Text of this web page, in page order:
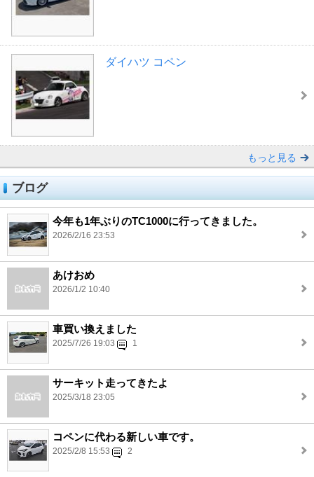
ダイハツ コペン
もっと見る
ブログ
今年も1年ぶりのTC1000に行ってきました。
2026/2/16 23:53
あけおめ
2026/1/2 10:40
車買い換えました
2025/7/26 19:03 1
サーキット走ってきたよ
2025/3/18 23:05
コペンに代わる新しい車です。
2025/2/8 15:53 2